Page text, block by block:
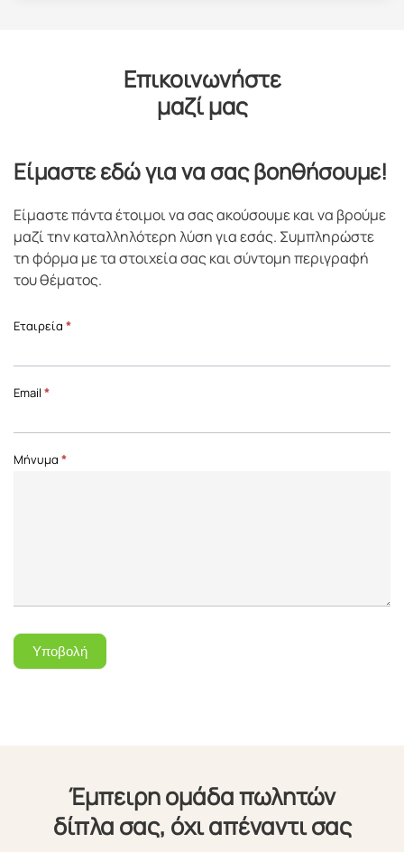
Επικοινωνήστε
μαζί μας
Είμαστε εδώ για να σας βοηθήσουμε!
Είμαστε πάντα έτοιμοι να σας ακούσουμε και να βρούμε
μαζί την καταλληλότερη λύση για εσάς. Συμπληρώστε
τη φόρμα με τα στοιχεία σας και σύντομη περιγραφή
του θέματος.
Επικοινωνία
Page
Εταιρεία *
Email *
Μήνυμα *
Υποβολή
Έμπειρη ομάδα πωλητών
δίπλα σας, όχι απέναντι σας